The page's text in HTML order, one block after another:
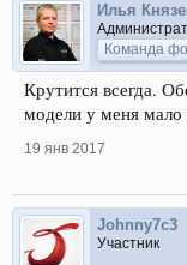
Илья
Команда
Крутится всегда.
модели у меня
19 янв 2017
Johnny7c3
Участник